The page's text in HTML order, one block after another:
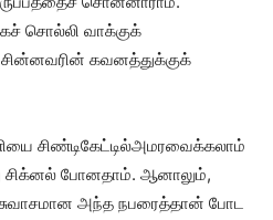
சொல்லி வாக்குக்
கவனத்துக்குக்
சிண்டிகேட்டில்அமரவைக்கலாம்
சிக்னல் போனதாம். ஆனாலும்,
அந்த நபரைத்தான் போட